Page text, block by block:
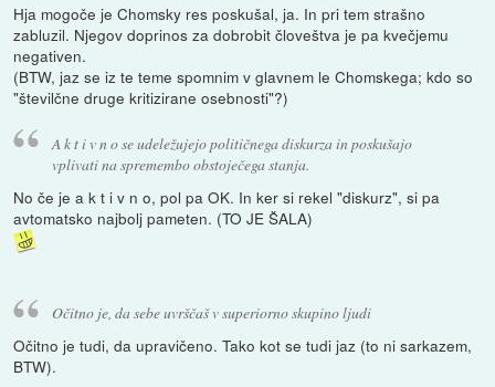
Hja mogoče je Chomsky res poskušal, ja. In pri tem strašno
zabluzil. Njegov doprinos za dobrobit človeštva je pa kvečjemu
negativen.
(BTW, jaz se iz te teme spomnim v glavnem le Chomskega; kdo so
"številčne druge kritizirane osebnosti"?)
A k t i v n o se udeležujejo političnega diskurza in poskušajo
vplivati na spremembo obstoječega stanja.
No če je a k t i v n o, pol pa OK. In ker si rekel "diskurz", si pa
avtomatsko najbolj pameten. (TO JE ŠALA)
Očitno je, da sebe uvrščaš v superiorno skupino ljudi
Očitno je tudi, da upravičeno. Tako kot se tudi jaz (to ni sarkazem,
BTW).